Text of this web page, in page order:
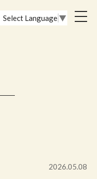
Select Language ▼
2026.05.08